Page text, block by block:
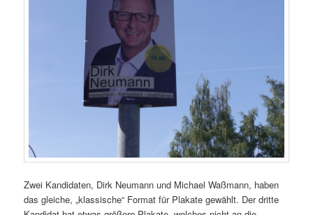
Zwei Kandidaten, Dirk Neumann und Michael Waßmann, haben
das gleiche, „klassische“ Format für Plakate gewählt. Der dritte